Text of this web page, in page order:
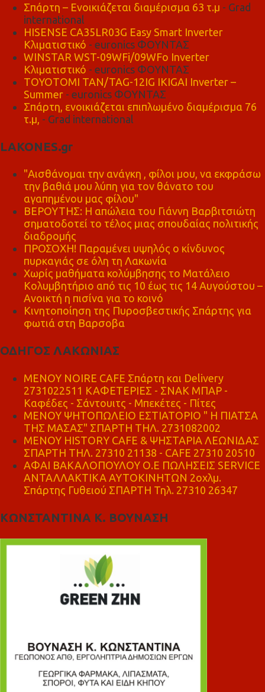
Σπάρτη – Ενοικιάζεται διαμέρισμα 63 τ.μ - Grad
international
HISENSE CA35LR03G Easy Smart Inverter
Κλιματιστικό - euronics ΦΟΥΝΤΑΣ
WINSTAR WST-09WFi/09WFo Inverter
Κλιματιστικό - euronics ΦΟΥΝΤΑΣ
TOYOTOMI TAN/TAG-12IG IKIGAI Inverter –
Summer - euronics ΦΟΥΝΤΑΣ
Σπάρτη, ενοικιάζεται επιπλωμένο διαμέρισμα 76
τ.μ, - Grad international
LAKONES.gr
"Αισθάνομαι την ανάγκη , φίλοι μου, να εκφράσω
την βαθιά μου λύπη για τον θάνατο του
αγαπημένου μας φίλου"
ΒΕΡΟΥΤΗΣ: Η απώλεια του Γιάννη Βαρβιτσιώτη
σηματοδοτεί το τέλος μιας σπουδαίας πολιτικής
διαδρομής
ΠΡΟΣΟΧΗ! Παραμένει υψηλός ο κίνδυνος
πυρκαγιάς σε όλη τη Λακωνία
Χωρίς μαθήματα κολύμβησης το Ματάλειο
Κολυμβητήριο από τις 10 έως τις 14 Αυγούστου –
Ανοικτή η πισίνα για το κοινό
Κινητοποίηση της Πυροσβεστικής Σπάρτης για
φωτιά στη Βαρσοβα
ΟΔΗΓΟΣ ΛΑΚΩΝΙΑΣ
MENOY NOIRE CAFE Σπάρτη και Delivery
2731022511 ΚΑΦΕΤΕΡΙΕΣ - ΣΝΑΚ ΜΠΑΡ -
Καφέδες - Σάντουιτς - Μπεκέτες - Πίτες
ΜΕΝΟΥ ΨΗΤΟΠΩΛΕΙΟ ΕΣΤΙΑΤΟΡΙΟ " Η ΠΙΑΤΣΑ
ΤΗΣ ΜΑΣΑΣ" ΣΠΑΡΤΗ ΤΗΛ. 2731082002
ΜΕΝΟΥ HISTORY CAFE & ΨΗΣΤΑΡΙΑ ΛΕΩΝΙΔΑΣ
ΣΠΑΡΤΗ ΤΗΛ. 27310 21138 - CAFE 27310 20510
ΑΦΑΙ ΒΑΚΑΛΟΠΟΥΛΟΥ Ο.Ε ΠΩΛΗΣΕΙΣ SERVICE
ΑΝΤΑΛΛΑΚΤΙΚΑ ΑΥΤΟΚΙΝΗΤΩΝ 2οχλμ.
Σπάρτης Γυθειού ΣΠΑΡΤΗ Τηλ. 27310 26347
ΚΩΝΣΤΑΝΤΙΝΑ Κ. ΒΟΥΝΑΣΗ